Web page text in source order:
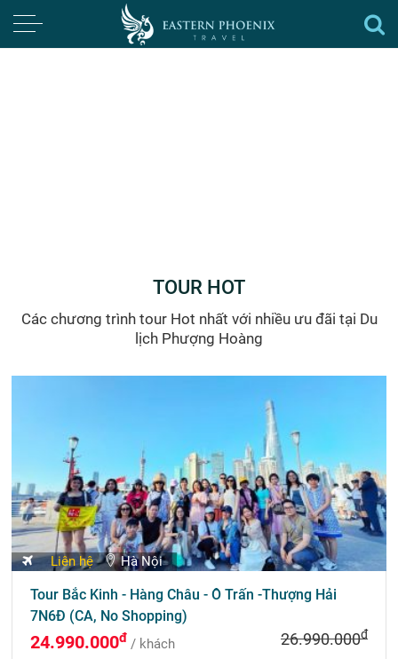
TOUR HOT
Các chương trình tour Hot nhất với nhiều ưu đãi tại Du
lịch Phượng Hoàng
Liên hệ Hà Nội
Tour Bắc Kinh - Hàng Châu - Ô Trấn -Thượng Hải
7N6Đ (CA, No Shopping)
24.990.000đ / khách 26.990.000đ